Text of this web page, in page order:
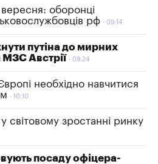
оборонці
рф
09:14
путіна до мирних
МЗС Австрії
09:24
необхідно навчитися
10:10
світовому зростанні ринку
посаду офіцера-